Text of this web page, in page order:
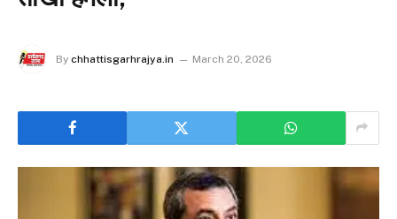
By chhattisgarhrajya.in March 20, 2026